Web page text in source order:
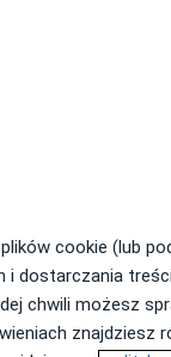
cookie (lub
i dostarczania
chwili możesz
znajdziesz